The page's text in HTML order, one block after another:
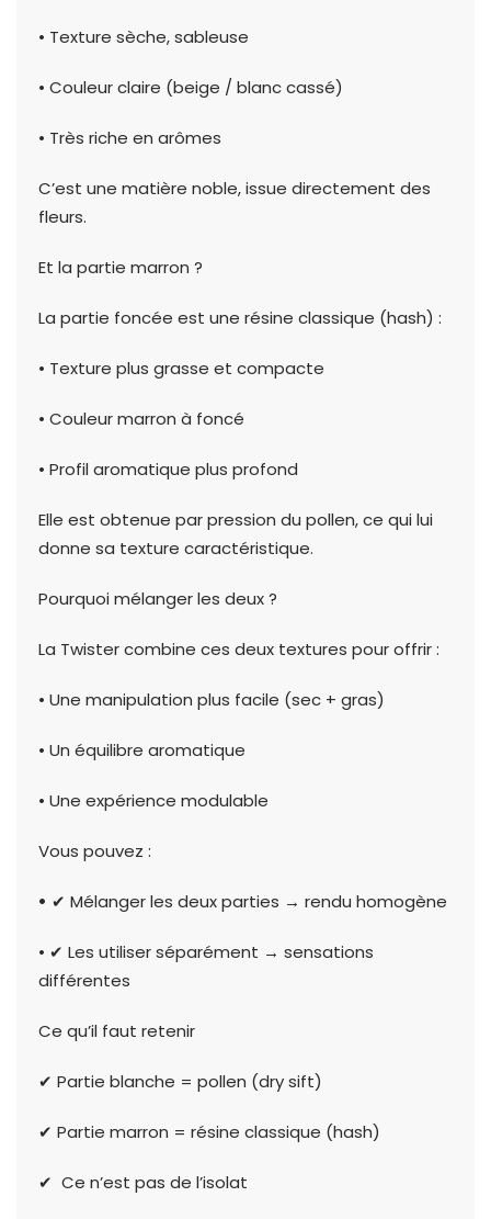
• Texture sèche, sableuse
• Couleur claire (beige / blanc cassé)
• Très riche en arômes
C’est une matière noble, issue directement des
fleurs.
Et la partie marron ?
La partie foncée est une résine classique (hash) :
• Texture plus grasse et compacte
• Couleur marron à foncé
• Profil aromatique plus profond
Elle est obtenue par pression du pollen, ce qui lui
donne sa texture caractéristique.
Pourquoi mélanger les deux ?
La Twister combine ces deux textures pour offrir :
• Une manipulation plus facile (sec + gras)
• Un équilibre aromatique
• Une expérience modulable
Vous pouvez :
• ✔ Mélanger les deux parties → rendu homogène
• ✔ Les utiliser séparément → sensations
différentes
Ce qu’il faut retenir
✔ Partie blanche = pollen (dry sift)
✔ Partie marron = résine classique (hash)
✔ Ce n’est pas de l’isolat